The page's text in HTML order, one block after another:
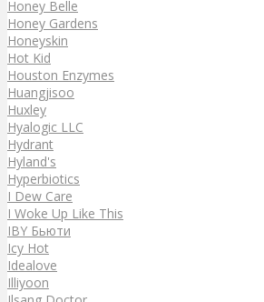
Honey Belle
Honey Gardens
Honeyskin
Hot Kid
Houston Enzymes
Huangjisoo
Huxley
Hyalogic LLC
Hydrant
Hyland's
Hyperbiotics
I Dew Care
I Woke Up Like This
IBY Бьюти
Icy Hot
Idealove
Illiyoon